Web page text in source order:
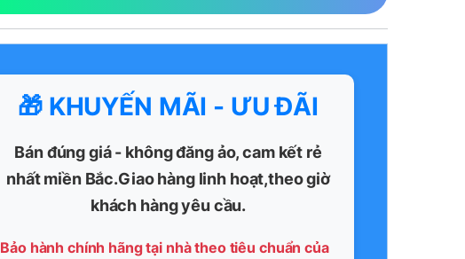
🎁 KHUYẾN MÃI - ƯU ĐÃI
Bán đúng giá - không đăng ảo, cam kết rẻ
nhất miền Bắc.Giao hàng linh hoạt,theo giờ
khách hàng yêu cầu.
Bảo hành chính hãng tại nhà theo tiêu chuẩn của